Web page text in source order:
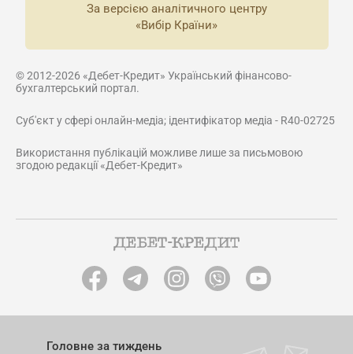
За версією аналітичного центру
«Вибір Країни»
© 2012-2026 «Дебет-Кредит» Український фінансово-
бухгалтерський портал.
Суб'єкт у сфері онлайн-медіа; ідентифікатор медіа - R40-02725
Використання публікацій можливе лише за письмовою
згодою редакції «Дебет-Кредит»
Головне за тиждень